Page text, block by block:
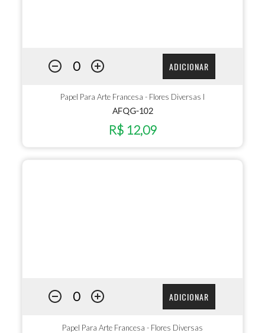
ADICIONAR
Papel Para Arte Francesa - Flores Diversas I
AFQG-102
R$ 12,09
ADICIONAR
Papel Para Arte Francesa - Flores Diversas